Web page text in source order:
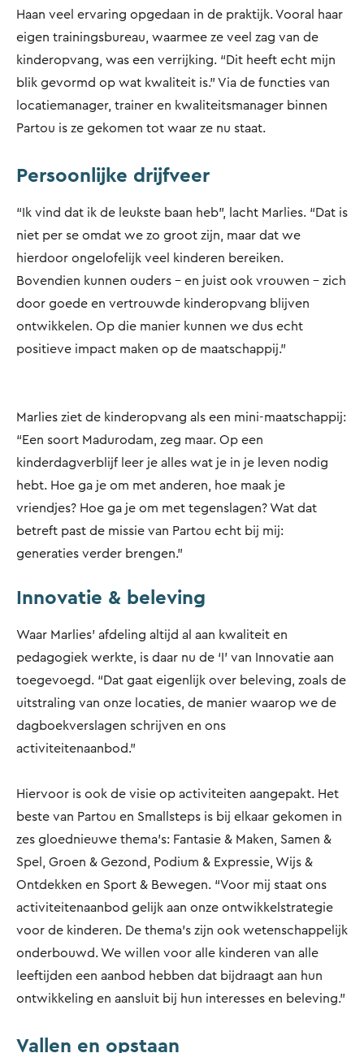
Haan veel ervaring opgedaan in de praktijk. Vooral haar
eigen trainingsbureau, waarmee ze veel zag van de
kinderopvang, was een verrijking. “Dit heeft echt mijn
blik gevormd op wat kwaliteit is.” Via de functies van
locatiemanager, trainer en kwaliteitsmanager binnen
Partou is ze gekomen tot waar ze nu staat.
Persoonlijke drijfveer
“Ik vind dat ik de leukste baan heb”, lacht Marlies. “Dat is
niet per se omdat we zo groot zijn, maar dat we
hierdoor ongelofelijk veel kinderen bereiken.
Bovendien kunnen ouders - en juist ook vrouwen - zich
door goede en vertrouwde kinderopvang blijven
ontwikkelen. Op die manier kunnen we dus echt
positieve impact maken op de maatschappij.”
Marlies ziet de kinderopvang als een mini-maatschappij:
“Een soort Madurodam, zeg maar. Op een
kinderdagverblijf leer je alles wat je in je leven nodig
hebt. Hoe ga je om met anderen, hoe maak je
vriendjes? Hoe ga je om met tegenslagen? Wat dat
betreft past de missie van Partou echt bij mij:
generaties verder brengen.”
Innovatie & beleving
Waar Marlies’ afdeling altijd al aan kwaliteit en
pedagogiek werkte, is daar nu de ‘I’ van Innovatie aan
toegevoegd. “Dat gaat eigenlijk over beleving, zoals de
uitstraling van onze locaties, de manier waarop we de
dagboekverslagen schrijven en ons
activiteitenaanbod.”
Hiervoor is ook de visie op activiteiten aangepakt. Het
beste van Partou en Smallsteps is bij elkaar gekomen in
zes gloednieuwe thema’s: Fantasie & Maken, Samen &
Spel, Groen & Gezond, Podium & Expressie, Wijs &
Ontdekken en Sport & Bewegen. “Voor mij staat ons
activiteitenaanbod gelijk aan onze ontwikkelstrategie
voor de kinderen. De thema’s zijn ook wetenschappelijk
onderbouwd. We willen voor alle kinderen van alle
leeftijden een aanbod hebben dat bijdraagt aan hun
ontwikkeling en aansluit bij hun interesses en beleving.”
Vallen en opstaan